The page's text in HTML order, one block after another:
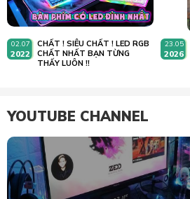
02.07
2022
CHẤT ! SIÊU CHẤT ! LED RGB
CHẤT NHẤT BẠN TỪNG
THẤY LUÔN !!
23.05
2026
YOUTUBE CHANNEL